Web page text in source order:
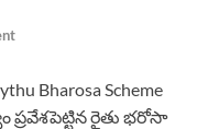
Bharosa Scheme
ప్రవేశపెట్టిన రైతు భరోసా